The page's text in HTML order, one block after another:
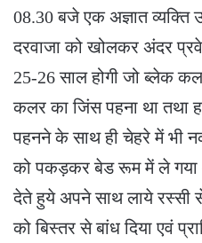
08.30 बजे एक अज्ञात
दरवाजा को खोलकर अंदर
25-26 साल होगी जो ब्लेक
कलर का जिंस पहना था तथा
पहनने के साथ ही चेहरे में भी
को पकड़कर बेड रूम में ले गया
देते हुये अपने साथ लाये रस्सी से
को बिस्तर से बांध दिया एवं